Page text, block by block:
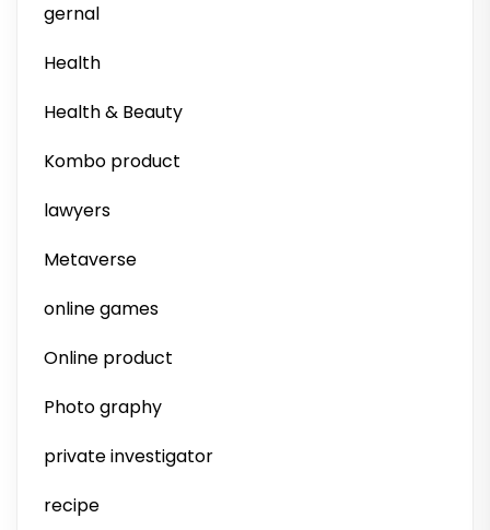
gernal
Health
Health & Beauty
Kombo product
lawyers
Metaverse
online games
Online product
Photo graphy
private investigator
recipe